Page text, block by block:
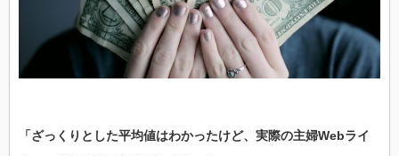
「ざっくりとした平均値はわかったけど、実際の主婦Webライ